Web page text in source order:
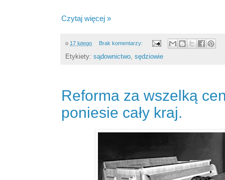
Czytaj więcej »
o 17 lutego Brak komentarzy:
Etykiety: sądownictwo, sędziowie
Reforma za wszelką
poniesie cały kraj.